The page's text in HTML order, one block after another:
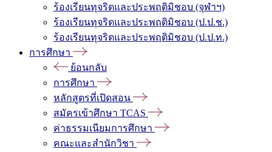
ร้องเรียนทุจริตและประพฤติมิชอบ (จุฬาฯ)
ร้องเรียนทุจริตและประพฤติมิชอบ (ป.ป.ช.)
ร้องเรียนทุจริตและประพฤติมิชอบ (ป.ป.ท.)
การศึกษา
ย้อนกลับ
การศึกษา
หลักสูตรที่เปิดสอน
สมัครเข้าศึกษา TCAS
ค่าธรรมเนียมการศึกษา
คณะและสำนักวิชา